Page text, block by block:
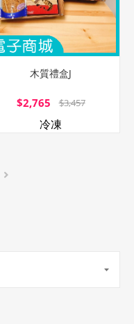
木質禮盒J
$2,765 $3,457
冷凍